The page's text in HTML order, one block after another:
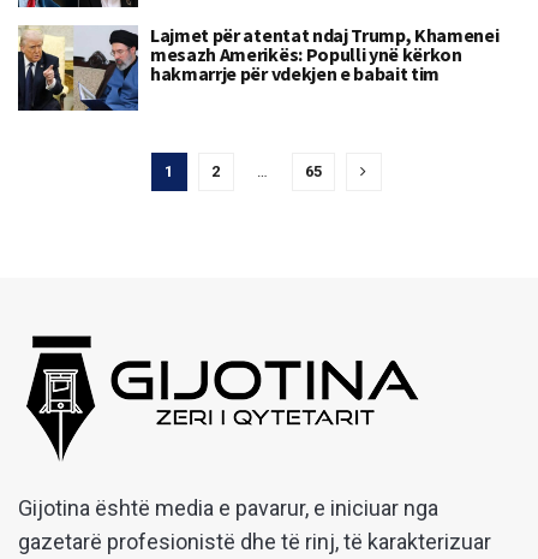
Lajmet për atentat ndaj Trump, Khamenei
mesazh Amerikës: Populli ynë kërkon
hakmarrje për vdekjen e babait tim
1 2 … 65
Gijotina është media e pavarur, e iniciuar nga
gazetarë profesionistë dhe të rinj, të karakterizuar